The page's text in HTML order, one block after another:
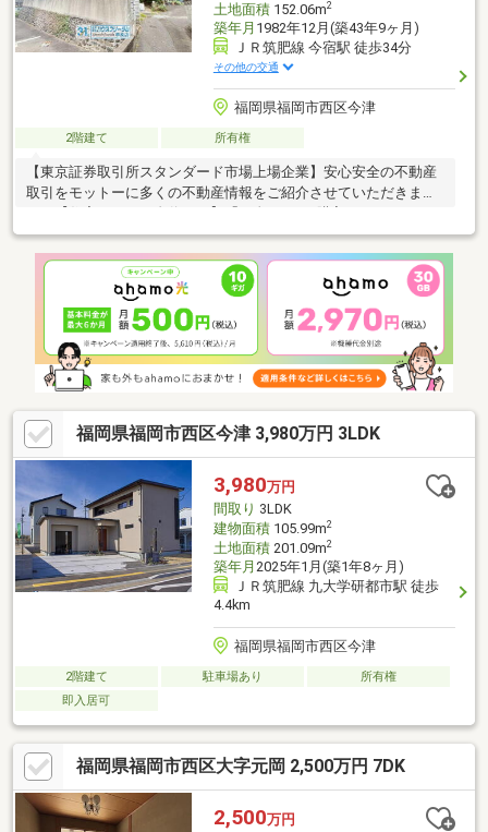
土地面積152.06m2
築年月 1982年12月(築43年9ヶ月)
ＪＲ筑肥線 今宿駅 徒歩34分
その他の交通
福岡県福岡市西区今津
2階建て 所有権
【東京証券取引所スタンダード市場上場企業】安心安全の不動産
取引をモットーに多くの不動産情報をご紹介させていただきま
「勤続年数が短い」「リフォーム費用は住宅ローンに組込でき
る？」「どこの銀行で借りるとお得？」「他にローン返済中」等
他社で通らなかった方もお気軽にご相談下さい。【ハウスフリー
ダムでお家探し】・物件のメリットだけでなく、デメリットもご
説明いたします。・同じスタッフが物件探しからアフターフォロ
ーを担当者させていただくワンストップサービス採用♪お客様の手
間や負担をなくし、新生活の準備をお手伝いさせて頂きます。
福岡県福岡市西区今津 3,980万円 3LDK
3,980万円
間取り 3LDK
建物面積105.99m2
土地面積201.09m2
築年月 2025年1月(築1年8ヶ月)
ＪＲ筑肥線 九大学研都市駅 徒歩
4.4km
福岡県福岡市西区今津
2階建て 駐車場あり
所有権
即入居可
福岡県福岡市西区大字元岡 2,500万円 7DK
2,500万円